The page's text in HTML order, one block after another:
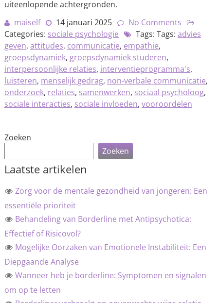
uiteenlopende achtergronden.
maiself
14 januari 2025
No Comments
Categories: sociale psychologie Tags: Tags: advies
geven, attitudes, communicatie, empathie,
groepsdynamiek, groepsdynamiek studeren,
interpersoonlijke relaties, interventieprogramma's,
luisteren, menselijk gedrag, non-verbale communicatie,
onderzoek, relaties, samenwerken, sociaal psycholoog,
sociale interacties, sociale invloeden, vooroordelen
Zoeken
Zoeken
Laatste artikelen
Zorg voor de mentale gezondheid van jongeren: Een
essentiële prioriteit
Behandeling van Borderline met Antipsychotica:
Effectief of Risicovol?
Mogelijke Oorzaken van Emotionele Instabiliteit: Een
Diepgaande Analyse
Wanneer heb je borderline: Symptomen en signalen
om op te letten